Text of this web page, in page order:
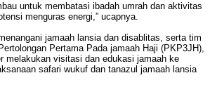
untuk membatasi ibadah umrah dan aktivitas
menguras energi,” ucapnya.
jamaah lansia dan disablitas, serta tim
Pertama Pada jamaah Haji (PKP3JH),
melakukan visitasi dan edukasi jamaah ke
safari wukuf dan tanazul jamaah lansia